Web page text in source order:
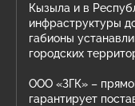
Кызыла и в
инфраструктуры
габионы
городских
ООО «ЗГК» –
гарантирует